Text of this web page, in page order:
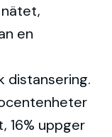
en
distansering.
16% uppger